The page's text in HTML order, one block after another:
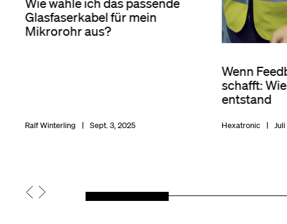
Wie wähle ich das passende
Glasfaserkabel für mein
Mikrorohr aus?
Ralf Winterling Sept. 3, 2025
Wenn
schafft:
entstand
Hexatronic Juli